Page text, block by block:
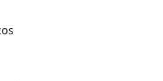
académica
conocimientos en
Nacional Siglo XXI,
Xoco, Hospital